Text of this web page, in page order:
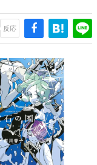
ンガです。
硬派で骨太な評論連載
ゲームにまつわる言葉
ター文化史研究家・タ
反応